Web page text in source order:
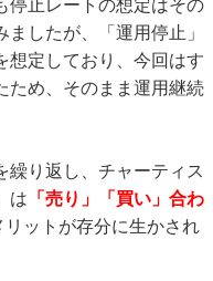
停止レートの想定はその
したが、「運用停止」
想定しており、今回はす
ため、そのまま運用継続
り返し、チャーティス
は 「売り」「買い」合わ
リットが存分に生かされ